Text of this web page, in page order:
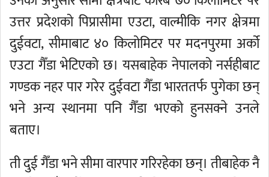
उत्तर प्रदेशको पिप्रासीमा एउटा, वाल्मीकि नगर क्षेत्रमा
दुईवटा, सीमाबाट ४० किलोमिटर पर मदनपुरमा अर्को
एउटा गैँडा भेटिएको छ। यसबाहेक नेपालको नर्सहीबाट
गण्डक नहर पार गरेर दुईवटा गैँडा भारततर्फ पुगेका छन्
भने अन्य स्थानमा पनि गैँडा भएको हुनसक्ने उनले
बताए।
ती दुई गैँडा भने सीमा वारपार गरिरहेका छन्। तीबाहेक नै